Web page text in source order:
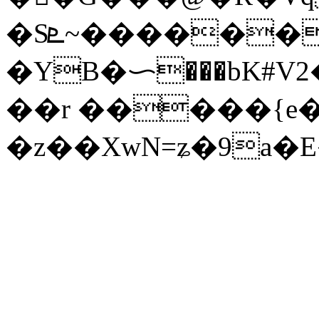
�Sܧ~������>������D�����f\r��AΛV�/
��r